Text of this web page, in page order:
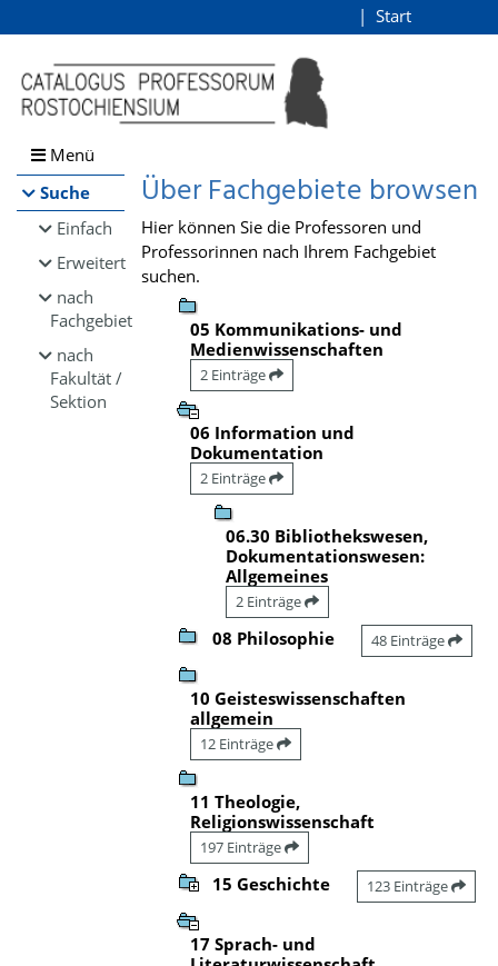
Browsen
direkt zum Inhalt
Start
Menü
Suche
Einfach
Erweitert
nach
Fachgebiet
nach
Fakultät /
Sektion
Über Fachgebiete browsen
Hier können Sie die Professoren und
Professorinnen nach Ihrem Fachgebiet
suchen.
05 Kommunikations- und
Medienwissenschaften
2 Einträge
06 Information und
Dokumentation
2 Einträge
06.30 Bibliothekswesen,
Dokumentationswesen:
Allgemeines
2 Einträge
08 Philosophie 48 Einträge
10 Geisteswissenschaften
allgemein
12 Einträge
11 Theologie,
Religionswissenschaft
197 Einträge
15 Geschichte 123 Einträge
17 Sprach- und